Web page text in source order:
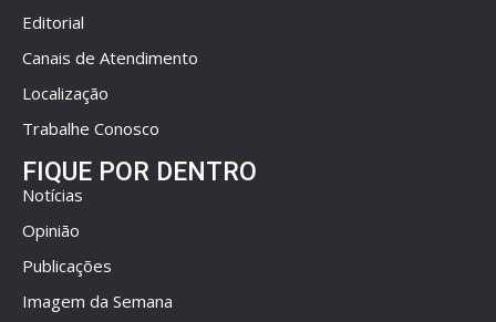
Editorial
Canais de Atendimento
Localização
Trabalhe Conosco
FIQUE POR DENTRO
Notícias
Opinião
Publicações
Imagem da Semana